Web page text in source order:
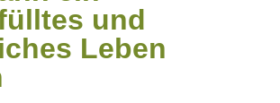
und
Leben